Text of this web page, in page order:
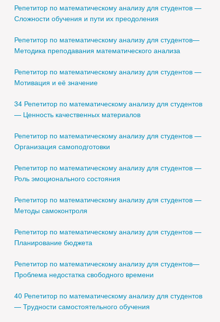
Репетитор по математическому анализу для студентов —
Сложности обучения и пути их преодоления
Репетитор по математическому анализу для студентов—
Методика преподавания математического анализа
Репетитор по математическому анализу для студентов —
Мотивация и её значение
34 Репетитор по математическому анализу для студентов
— Ценность качественных материалов
Репетитор по математическому анализу для студентов —
Организация самоподготовки
Репетитор по математическому анализу для студентов —
Роль эмоционального состояния
Репетитор по математическому анализу для студентов —
Методы самоконтроля
Репетитор по математическому анализу для студентов —
Планирование бюджета
Репетитор по математическому анализу для студентов—
Проблема недостатка свободного времени
40 Репетитор по математическому анализу для студентов
— Трудности самостоятельного обучения